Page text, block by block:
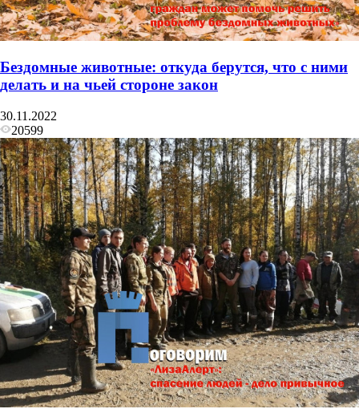
Бездомные животные: откуда берутся, что с ними
делать и на чьей стороне закон
30.11.2022
20599